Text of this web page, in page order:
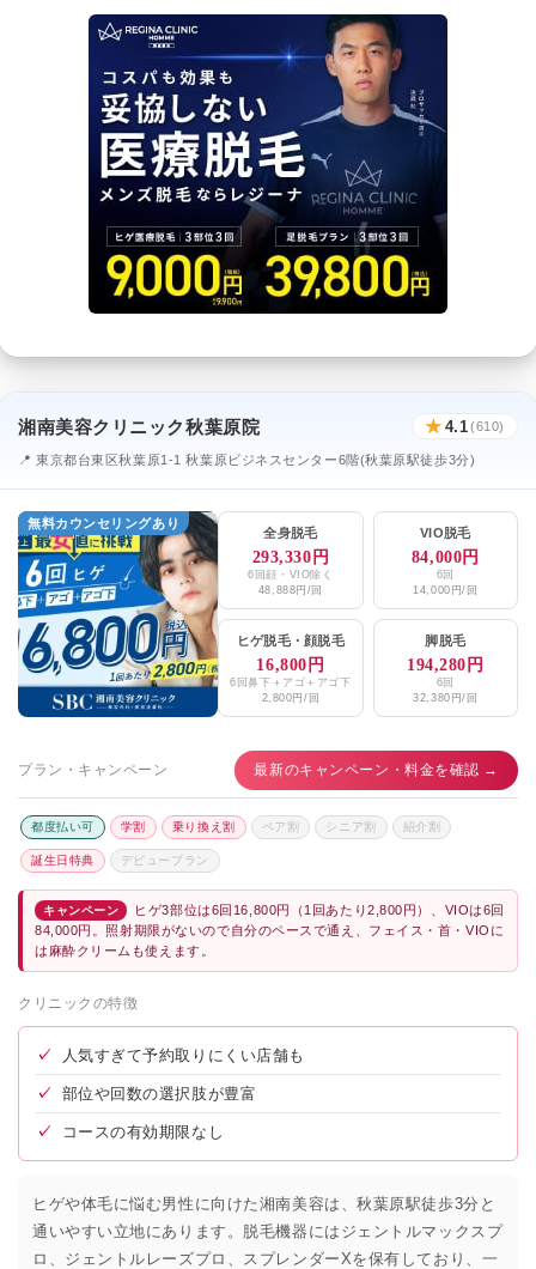
湘南美容クリニック秋葉原院 ★ 4.1(610)
📍 東京都台東区秋葉原1-1 秋葉原ビジネスセンター6階(秋葉原駅徒歩3分)
無料カウンセリングあり
全身脱毛
293,330円
6回顔・VIO除く
48,888円/回
VIO脱毛
84,000円
6回
14,000円/回
ヒゲ脱毛・ 顔脱毛
16,800円
6回鼻下＋アゴ＋アゴ下
2,800円/回
脚脱毛
194,280円
6回
32,380円/回
プラン・キャンペーン 最新のキャンペーン・料金を確認 →
都度払い可 学割 乗り換え割 ペア割 シニア割 紹介割
誕生日特典 デビュープラン
キャンペーン
ヒゲ3部位は6回16,800円（1回あたり2,800円）、VIOは6回
84,000円。照射期限がないので自分のペースで通え、フェイス・首・VIOに
は麻酔クリームも使えます。
クリニックの特徴
✓ 人気すぎて予約取りにくい店舗も
✓ 部位や回数の選択肢が豊富
✓ コースの有効期限なし
ヒゲや体毛に悩む男性に向けた湘南美容は、秋葉原駅徒歩3分と
通いやすい立地にあります。脱毛機器にはジェントルマックスプ
ロ、ジェントルレーズプロ、スプレンダーXを保有しており、一